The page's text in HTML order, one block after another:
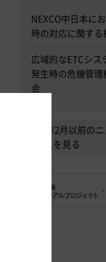
NEXCO中日本に
時の対応に関する
広域的なETCシス
発生時の危機管理
会
2014年2月以前の
リースを見る